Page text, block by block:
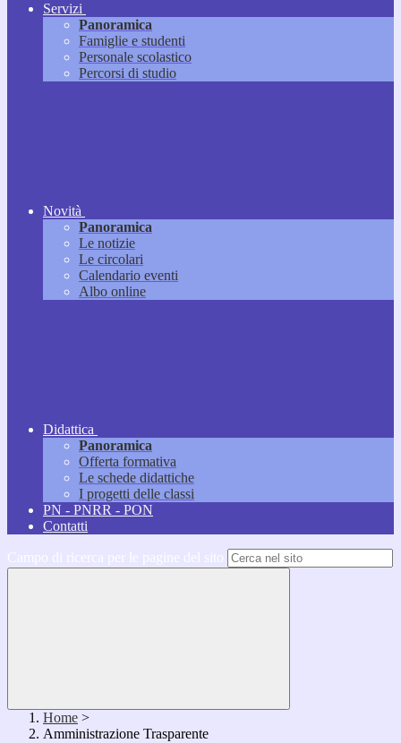
Servizi
Panoramica
Famiglie e studenti
Personale scolastico
Percorsi di studio
Novità
Panoramica
Le notizie
Le circolari
Calendario eventi
Albo online
Didattica
Panoramica
Offerta formativa
Le schede didattiche
I progetti delle classi
PN - PNRR - PON
Contatti
Home >
Amministrazione Trasparente